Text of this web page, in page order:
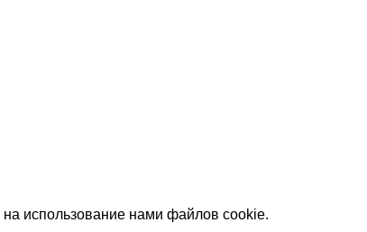
использование нами файлов cookie.